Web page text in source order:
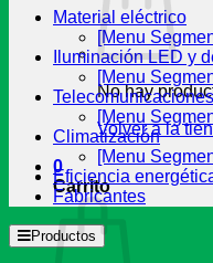
No hay
Volver a la
0
Carrito
Material eléctrico
[Menu
Iluminación LED y
[Menu
Telecomunicaciones
[Menu
Climatización
[Menu
Eficiencia
Fabricantes
Productos